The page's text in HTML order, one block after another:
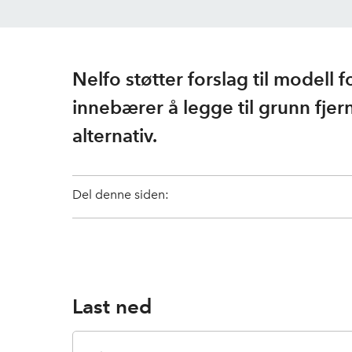
Nelfo støtter forslag til modell
innebærer å legge til grunn
alternativ.
Del denne siden:
Last ned